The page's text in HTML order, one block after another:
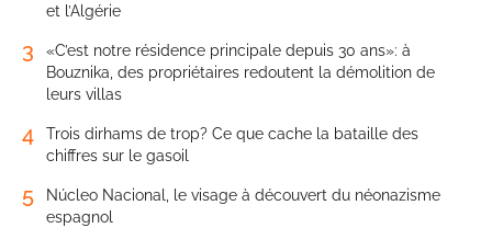
et l’Algérie
3
«C’est notre résidence principale depuis 30 ans»: à
Bouznika, des propriétaires redoutent la démolition de
leurs villas
4
Trois dirhams de trop? Ce que cache la bataille des
chiffres sur le gasoil
5
Núcleo Nacional, le visage à découvert du néonazisme
espagnol